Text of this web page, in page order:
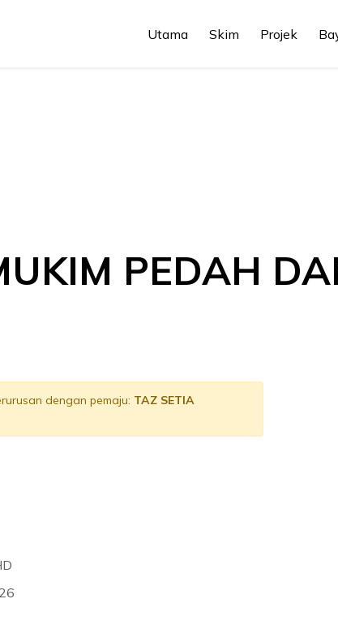
Utama Skim Projek
PEDAH
dengan pemaju: TAZ SETIA